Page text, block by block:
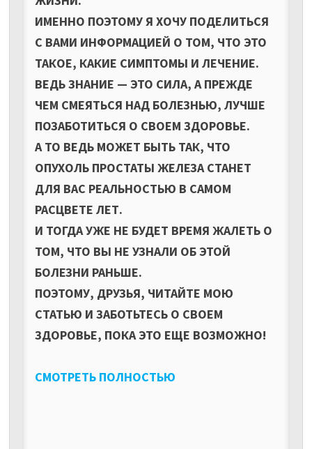
ИМЕННО ПОЭТОМУ Я ХОЧУ ПОДЕЛИТЬСЯ
С ВАМИ ИНФОРМАЦИЕЙ О ТОМ, ЧТО ЭТО
ТАКОЕ, КАКИЕ СИМПТОМЫ И ЛЕЧЕНИЕ.
ВЕДЬ ЗНАНИЕ — ЭТО СИЛА, А ПРЕЖДЕ
ЧЕМ СМЕЯТЬСЯ НАД БОЛЕЗНЬЮ, ЛУЧШЕ
ПОЗАБОТИТЬСЯ О СВОЕМ ЗДОРОВЬЕ.
А ТО ВЕДЬ МОЖЕТ БЫТЬ ТАК, ЧТО
ОПУХОЛЬ ПРОСТАТЫ ЖЕЛЕЗА СТАНЕТ
ДЛЯ ВАС РЕАЛЬНОСТЬЮ В САМОМ
РАСЦВЕТЕ ЛЕТ.
И ТОГДА УЖЕ НЕ БУДЕТ ВРЕМЯ ЖАЛЕТЬ О
ТОМ, ЧТО ВЫ НЕ УЗНАЛИ ОБ ЭТОЙ
БОЛЕЗНИ РАНЬШЕ.
ПОЭТОМУ, ДРУЗЬЯ, ЧИТАЙТЕ МОЮ
СТАТЬЮ И ЗАБОТЬТЕСЬ О СВОЕМ
ЗДОРОВЬЕ, ПОКА ЭТО ЕЩЕ ВОЗМОЖНО!
СМОТРЕТЬ ПОЛНОСТЬЮ